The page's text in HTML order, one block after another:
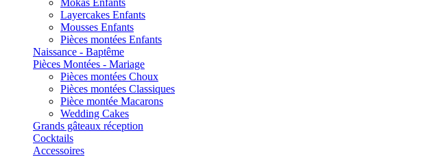
Mokas Enfants
Layercakes Enfants
Mousses Enfants
Pièces montées Enfants
Naissance - Baptême
Pièces Montées - Mariage
Pièces montées Choux
Pièces montées Classiques
Pièce montée Macarons
Wedding Cakes
Grands gâteaux réception
Cocktails
Accessoires